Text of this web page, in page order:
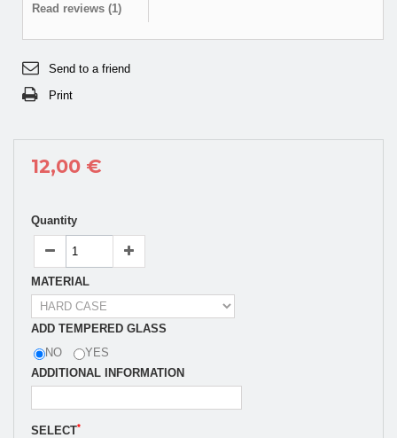
Read reviews (1)
Send to a friend
Print
12,00 €
Quantity
MATERIAL
ADD TEMPERED GLASS
NO
YES
ADDITIONAL INFORMATION
SELECT*